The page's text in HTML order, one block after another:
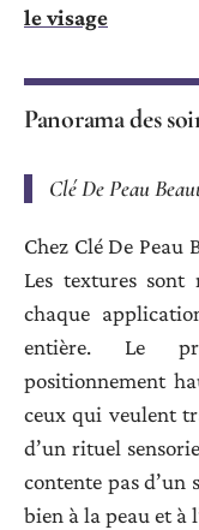
le visage
Panorama des
Clé De Peau
Chez Clé De Peau
Les textures sont
chaque
entière. Le
positionnement
ceux qui veulent
d’un rituel
contente pas
bien à la peau et à